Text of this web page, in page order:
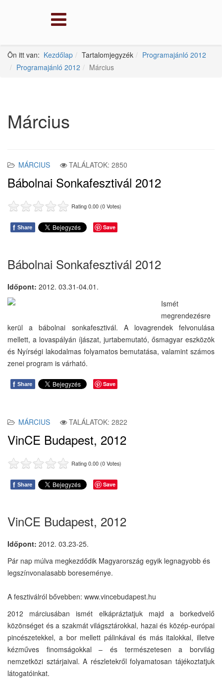
Ön itt van: Kezdőlap Tartalomjegyzék
Programajánló 2012
Programajánló 2012
Március
Március
MÁRCIUS TALÁLATOK: 2850
Bábolnai Sonkafesztivál 2012
Rating 0.00 (0 Votes)
f Share Save
Bábolnai Sonkafesztivál 2012
Időpont: 2012. 03.31-04.01.
Ismét
megrendezésre
kerül a bábolnai sonkafesztivál. A lovagrendek felvonulása
mellett, a lovaspályán íjászat, jurtabemutató, ősmagyar eszközök
és Nyírségi lakodalmas folyamatos bemutatása, valamint számos
zenei program is várható.
f Share Save
MÁRCIUS TALÁLATOK: 2822
VinCE Budapest, 2012
Rating 0.00 (0 Votes)
f Share Save
VinCE Budapest, 2012
Időpont: 2012. 03.23-25.
Pár nap múlva megkezdődik Magyarország egyik legnagyobb és
legszínvonalasabb boreseménye.
A fesztiválról bővebben: www.vincebudapest.hu
2012 márciusában ismét elkápráztatjuk majd a borkedvelő
közönséget és a szakmát világsztárokkal, hazai és közép-európai
pincészetekkel, a bor mellett pálinkával és más italokkal, illetve
kézműves finomságokkal – és természetesen a borvilág
nemzetközi sztárjaival. A részletekről folyamatosan tájékoztatjuk
látogatóinkat.